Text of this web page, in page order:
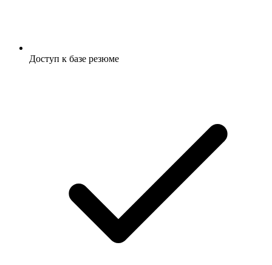
Доступ к базе резюме